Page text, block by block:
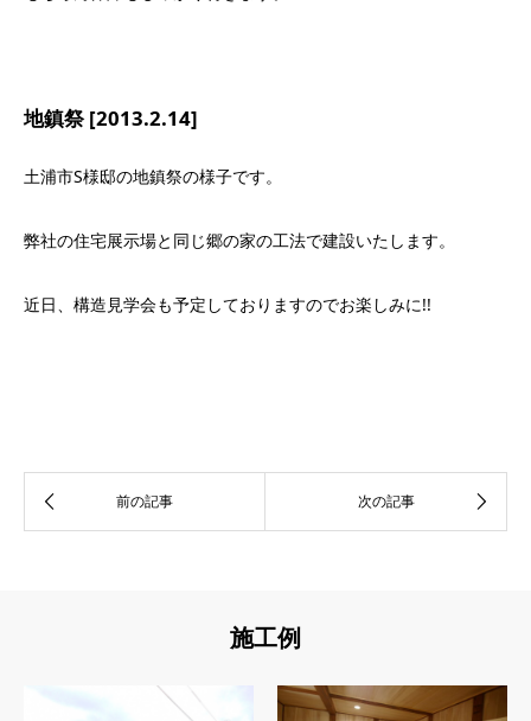
地鎮祭 [2013.2.14]
土浦市S様邸の地鎮祭の様子です。
弊社の住宅展示場と同じ郷の家の工法で建設いたします。
近日、構造見学会も予定しておりますのでお楽しみに!!
施工例